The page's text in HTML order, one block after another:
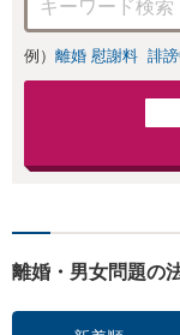
例） 離婚 慰謝料 誹
離婚・男女問題の